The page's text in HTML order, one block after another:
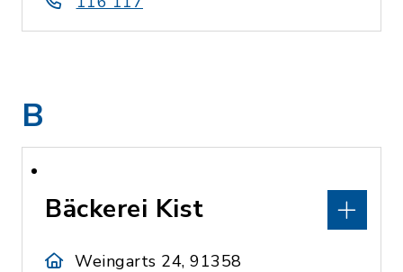
B
Bäckerei Kist
Weingarts 24, 91358